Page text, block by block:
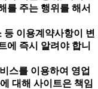
를 주는 행위를 해서
이용계약사항이 변
에 즉시 알려야 합니
스를 이용하여 영업
대해 사이트은 책임